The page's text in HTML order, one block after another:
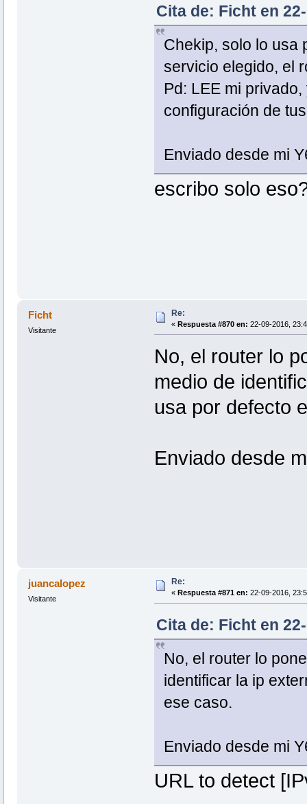
Cita de: Ficht en
Chekip, solo lo usa
servicio elegido, el
Pd: LEE mi
configuración de
Enviado desde mi
escribo solo
Ficht
Visitante
Re:
« Respuesta #870 en: 22-09-2016,
No, el router lo
medio de
usa por defecto
Enviado desde
juancalopez
Visitante
Re:
« Respuesta #871 en: 22-09-2016,
Cita de: Ficht en
No, el router lo
identificar la ip
ese caso.
Enviado desde mi
URL to detect